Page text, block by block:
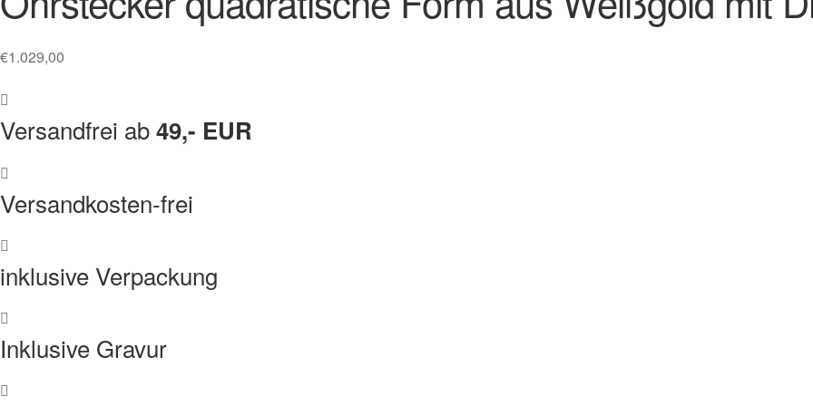
€1.029,00
Versandfrei ab49,- EUR
Versandkosten-frei
inklusive Verpackung
Inklusive Gravur